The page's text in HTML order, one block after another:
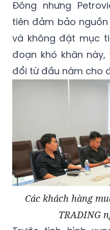
Đông nhưng
tiên đảm bảo
và không đặt mục
đoạn khó khăn
đổi từ đầu năm cho
Các khách hàng
TRADING